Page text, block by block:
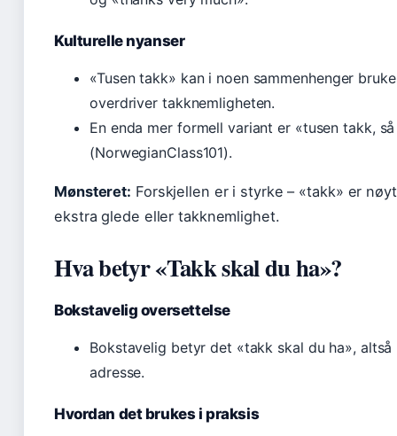
Kulturelle nyanser
«Tusen takk» kan i noen sammenhenger
overdriver takknemligheten.
En enda mer formell variant er «tusen takk,
(NorwegianClass101).
Mønsteret: Forskjellen er i styrke – «takk» er
ekstra glede eller takknemlighet.
Hva betyr «Takk skal du ha»?
Bokstavelig oversettelse
Bokstavelig betyr det «takk skal du ha»,
adresse.
Hvordan det brukes i praksis